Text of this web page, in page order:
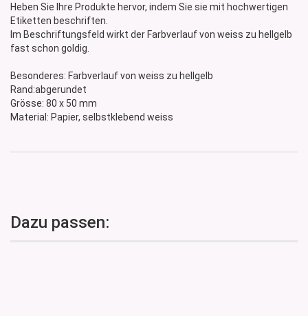
Heben Sie Ihre Produkte hervor, indem Sie sie mit hochwertigen
Etiketten beschriften.
Im Beschriftungsfeld wirkt der Farbverlauf von weiss zu hellgelb
fast schon goldig.
Besonderes: Farbverlauf von weiss zu hellgelb
Rand:abgerundet
Grösse: 80 x 50 mm
Material: Papier, selbstklebend weiss
Dazu passen: